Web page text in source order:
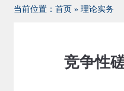
当前位置： 首页 » 理论实务
竞争性